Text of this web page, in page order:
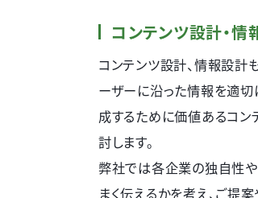
コンテンツ設計・情
コンテンツ設計、情報設計
ーザーに沿った情報を適切
成するために価値あるコン
討します。
弊社では各企業の独自性や
まく伝えるかを考え、ご提